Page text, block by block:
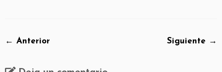
← Anterior Siguiente →